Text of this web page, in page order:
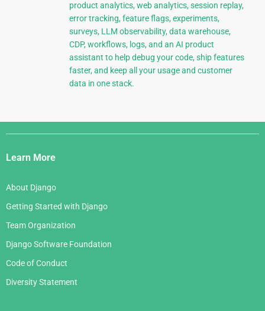
product analytics, web analytics, session replay,
error tracking, feature flags, experiments,
surveys, LLM observability, data warehouse,
CDP, workflows, logs, and an AI product
assistant to help debug your code, ship features
faster, and keep all your usage and customer
data in one stack.
Django
Links
Learn More
About Django
Getting Started with Django
Team Organization
Django Software Foundation
Code of Conduct
Diversity Statement